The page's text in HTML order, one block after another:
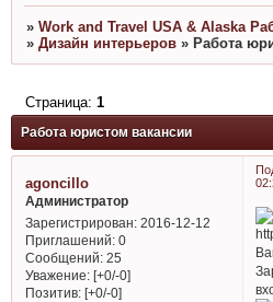
» Work and Travel USA & Alaska
» Дизайн интерьеров » Работа
Работа юристом вакансии
Страница: 1
agoncillo
Администратор
Зарегистрирован: 2016-12-12
Приглашений:0
Сообщений:25
Уважение: [+0/-0]
Позитив: [+0/-0]